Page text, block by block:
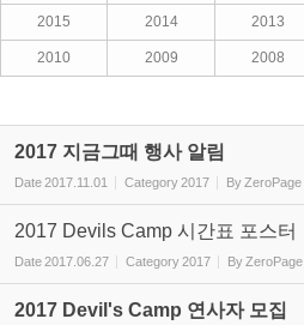
2015 2014 2013
2010 2009 2008
2017 지금그때 행사 알림
Date2017.11.01 Category2017 By ZeroPage
2017 Devils Camp 시간표 포스터
Date2017.06.27 Category2017 By ZeroPage
2017 Devil's Camp 연사자 모집